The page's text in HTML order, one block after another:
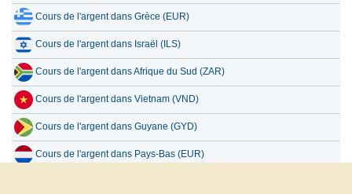
Cours de l'argent dans Grèce (EUR)
Cours de l'argent dans Israël (ILS)
Cours de l'argent dans Afrique du Sud (ZAR)
Cours de l'argent dans Vietnam (VND)
Cours de l'argent dans Guyane (GYD)
Cours de l'argent dans Pays-Bas (EUR)